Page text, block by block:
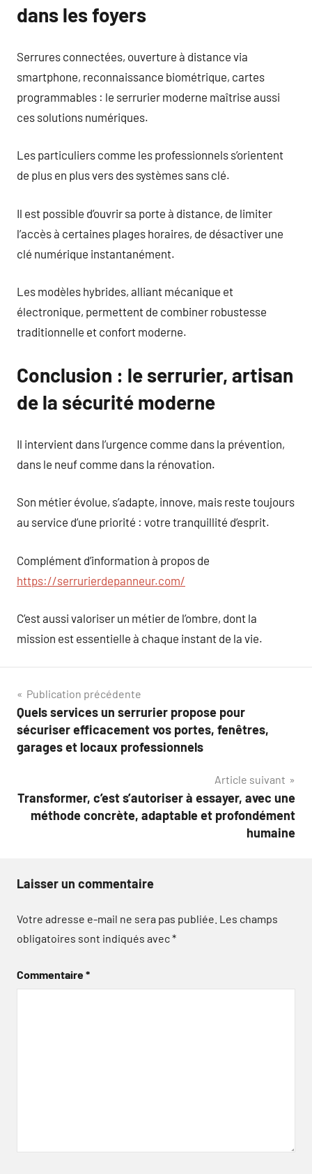
dans les foyers
Serrures connectées, ouverture à distance via
smartphone, reconnaissance biométrique, cartes
programmables : le serrurier moderne maîtrise aussi
ces solutions numériques.
Les particuliers comme les professionnels s’orientent
de plus en plus vers des systèmes sans clé.
Il est possible d’ouvrir sa porte à distance, de limiter
l’accès à certaines plages horaires, de désactiver une
clé numérique instantanément.
Les modèles hybrides, alliant mécanique et
électronique, permettent de combiner robustesse
traditionnelle et confort moderne.
Conclusion : le serrurier, artisan
de la sécurité moderne
Il intervient dans l’urgence comme dans la prévention,
dans le neuf comme dans la rénovation.
Son métier évolue, s’adapte, innove, mais reste toujours
au service d’une priorité : votre tranquillité d’esprit.
Complément d’information à propos de
https://serrurierdepanneur.com/
C’est aussi valoriser un métier de l’ombre, dont la
mission est essentielle à chaque instant de la vie.
Navigation
de
l’article
Publication précédente
Quels services un serrurier propose pour
sécuriser efficacement vos portes, fenêtres,
garages et locaux professionnels
Article suivant
Transformer, c’est s’autoriser à essayer, avec une
méthode concrète, adaptable et profondément
humaine
Laisser un commentaire
Votre adresse e-mail ne sera pas publiée. Les champs
obligatoires sont indiqués avec*
Commentaire*